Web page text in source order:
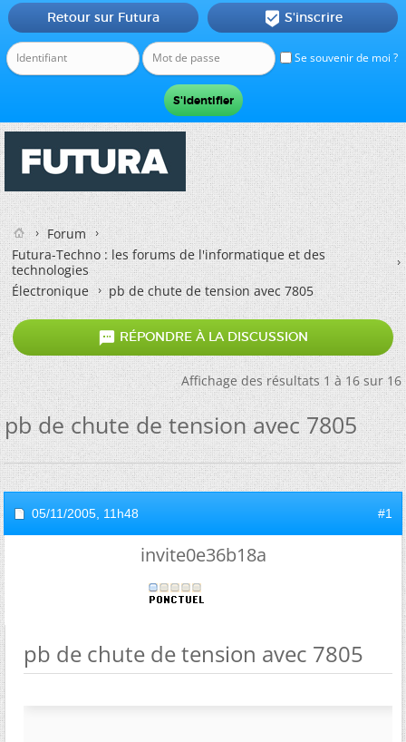
Se souvenir de moi ?
Retour sur Futura  S'inscrire
Forum
Futura-Techno : les forums de l'informatique et des
technologies
Électronique
pb de chute de tension avec 7805
 RÉPONDRE À LA DISCUSSION
Affichage des résultats 1 à 16 sur 16
pb de chute de tension avec 7805
05/11/2005, 11h48 #1
invite0e36b18a
pb de chute de tension avec 7805